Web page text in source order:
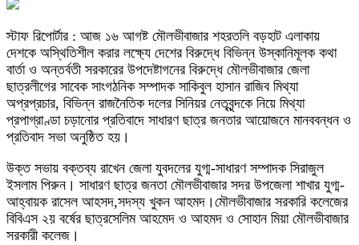
স্টাফ রিপোর্টার : আজ ১৬ আগষ্ট মৌলভীবাজার শহরতলি বড়হাট এলাকায়
দেশকে অস্থিতিশীল করার লক্ষ্যে দেশের বিরুদ্ধে বিভিন্ন উস্কানিমূলক কথা
বার্তা ও অন্তর্বতী সরকারের উপদেষ্টাগনের বিরুদ্ধে মৌলভীবাজার জেলা
ছাত্রলীগের সাবেক সাংগঠনিক সম্পাদক সাকিবুল হাসান রাজিব মিথ্যা
অপ্রপ্রচার, বিভিন্ন রাজনৈতিক দলের সিনিয়র নেতৃবৃন্দকে নিয়ে মিথ্যা
প্রপাগ্রাণ্ডা চড়ানোর প্রতিবাদে সাধারণ ছাত্র জনতার আয়োজনে মানববন্ধন ও
প্রতিবাদ সভা অনুষ্ঠিত হয়।
উক্ত সভায় বক্তব্য রাখেন জেলা যুবদলের যুগ্ম-সাধারণ সম্পাদক সিরাজুল
ইসলাম পিরুন। সাধারণ ছাত্র জনতা মৌলভীবাজার সদর উপজেলা শাখার যুগ্ম-
আহ্বায়ক রাসেল আহসদ,সদস্য খুকন আহমদ।মৌলভীবাজার সরকারি কলেজের
বিবিএস ২য় বর্ষের ছাত্রসেলিম আহমেদ ও আহমদ ও সোহান মিয়া মৌলভীবাজার
সরকারী কলেজ।